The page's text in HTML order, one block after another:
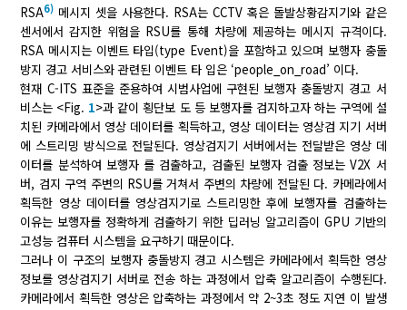
RSA6) 메시지 셋을 사용한다. RSA는 CCTV 혹은 돌발상황감지기와 같은
센서에서 감지한 위험을 RSU를 통해 차량에 제공하는 메시지 규격이다.
RSA 메시지는 이벤트 타입(type Event)을 포함하고 있으며 보행자 충돌
방지 경고 서비스와 관련된 이벤트 타 입은 ‘people_on_road’ 이다.
현재 C-ITS 표준을 준용하여 시범사업에 구현된 보행자 충돌방지 경고 서
비스는 <Fig. 1>과 같이 횡단보 도 등 보행자를 검지하고자 하는 구역에 설
치된 카메라에서 영상 데이터를 획득하고, 영상 데이터는 영상검 지기 서버
에 스트리밍 방식으로 전달된다. 영상검지기 서버에서는 전달받은 영상 데
이터를 분석하여 보행자 를 검출하고, 검출된 보행자 검출 정보는 V2X 서
버, 검지 구역 주변의 RSU를 거쳐서 주변의 차량에 전달된 다. 카메라에서
획득한 영상 데이터를 영상검지기로 스트리밍한 후에 보행자를 검출하는
이유는 보행자를 정확하게 검출하기 위한 딥러닝 알고리즘이 GPU 기반의
고성능 컴퓨터 시스템을 요구하기 때문이다.
그러나 이 구조의 보행자 충돌방지 경고 시스템은 카메라에서 획득한 영상
정보를 영상검지기 서버로 전송 하는 과정에서 압축 알고리즘이 수행된다.
카메라에서 획득한 영상은 압축하는 과정에서 약 2~3초 정도 지연 이 발생